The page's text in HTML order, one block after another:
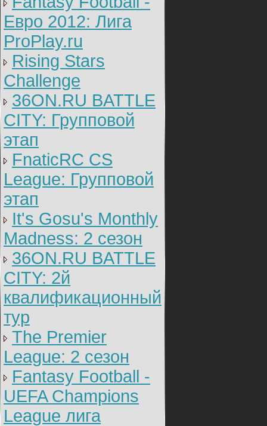
Евро 2012: Лига
ProPlay.ru
Rising Stars
Challenge
36ON.RU BATTLE
CITY: Групповой
этап
FnaticRC CS
League: Групповой
этап
It's Gosu's Monthly
Madness: 2 сезон
36ON.RU BATTLE
CITY: 2й
квалификационный
тур
The Premier
League: 2 cезон
Fantasy Football -
UEFA Champions
League лига